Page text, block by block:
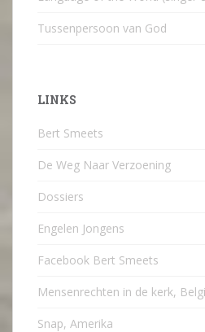
Tussenpersoon van God
LINKS
Bert Smeets
De Weg Naar Verzoening
Dossiers
Engelen Jongens
Facebook Bert Smeets
Mensenrechten in de kerk,
Snap, Amerika